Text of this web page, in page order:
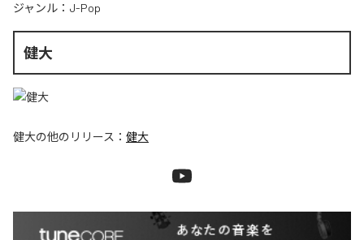
ジャンル： J-Pop
健大
健大の他のリリース： 健大